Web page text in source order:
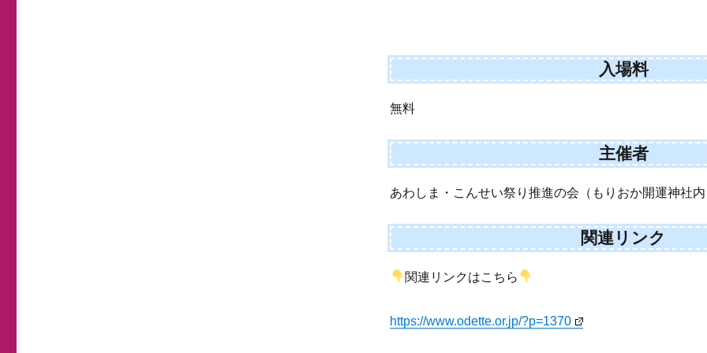
入場料
無料
主催者
あわしま・こんせい祭り推進の会（もりおか開運神社
関連リンク
関連リンクはこちら
https://www.odette.or.jp/?p=1370